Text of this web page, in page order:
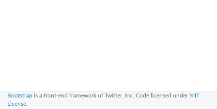
Bootstrap is a front-end framework of Twitter, Inc. Code licensed under MIT
License.